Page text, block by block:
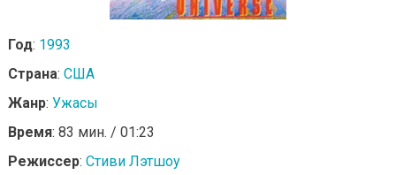
Год: 1993
Страна: США
Жанр: Ужасы
Время: 83 мин. / 01:23
Режиссер: Стиви Лэтшоу